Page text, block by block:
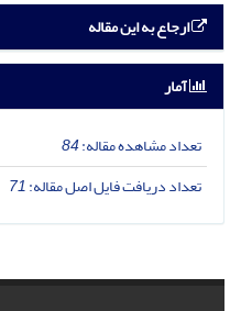
ارجاع به این مقاله
آمار
تعداد مشاهده مقاله:84
تعداد دریافت فایل اصل مقاله:71